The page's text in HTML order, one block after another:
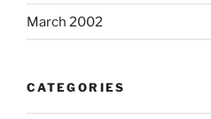
March 2002
CATEGORIES